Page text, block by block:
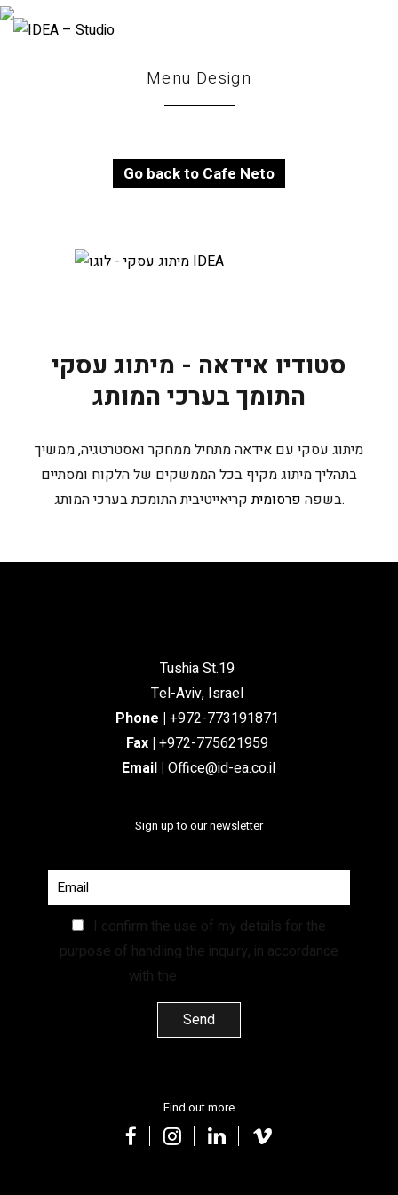
Menu Design
Go back to Cafe Neto
סטודיו אידאה - מיתוג עסקי
התומך בערכי המותג
מיתוג עסקי עם אידאה מתחיל ממחקר ואסטרטגיה, ממשיך
בתהליך מיתוג מקיף בכל הממשקים של הלקוח ומסתיים
בשפה פרסומית קריאייטיבית התומכת בערכי המותג.
Tushia St.19
Tel-Aviv, Israel
Phone | +972-773191871
Fax | +972-775621959
Email | Office@id-ea.co.il
Sign up to our newsletter
I confirm the use of my details for the
purpose of handling the inquiry, in accordance
with the
Find out more
facebookinstagramlinkedin